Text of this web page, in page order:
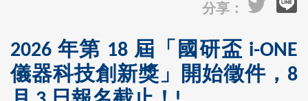
分享：
2026 年第 18 屆「國研盃 i-ONE
儀器科技創新獎」開始徵件，8